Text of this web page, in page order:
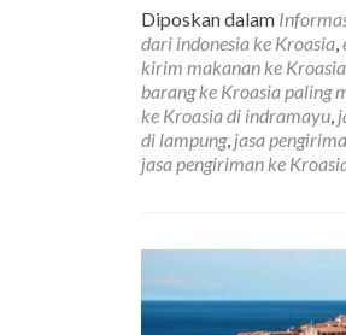
Diposkan dalam
dari indonesia ke Kroasia,
kirim makanan ke Kroasia
barang ke Kroasia paling
ke Kroasia di indramayu,
di lampung, jasa
jasa pengiriman ke